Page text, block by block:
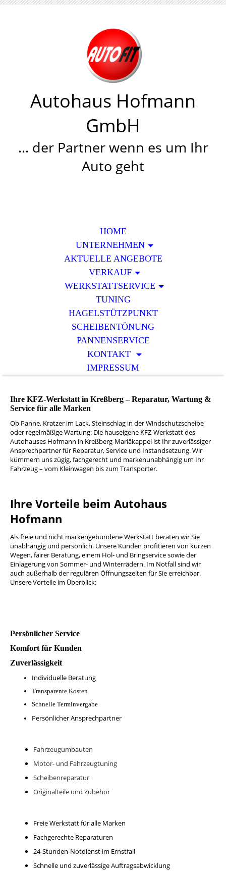
Autohaus Hofmann
GmbH
… der Partner wenn es um Ihr
Auto geht
HOME
UNTERNEHMEN
AKTUELLE ANGEBOTE
VERKAUF
WERKSTATTSERVICE
TUNING
HAGELSTÜTZPUNKT
SCHEIBENTÖNUNG
PANNENSERVICE
KONTAKT
IMPRESSUM
Ihre KFZ-Werkstatt in Kreßberg– Reparatur, Wartung &
Service für alle Marken
Ob Panne, Kratzer im Lack, Steinschlag in der Windschutzscheibe
oder regelmäßige Wartung: Die hauseigene KFZ-Werkstatt des
Autohauses Hofmann in Kreßberg-Mariäkappel ist Ihr zuverlässiger
Ansprechpartner für Reparatur, Service und Instandsetzung. Wir
kümmern uns zügig, fachgerecht und markenunabhängig um Ihr
Fahrzeug – vom Kleinwagen bis zum Transporter.
Ihre Vorteile beim Autohaus
Hofmann
Als freie und nicht markengebundene Werkstatt beraten wir Sie
unabhängig und persönlich. Unsere Kunden profitieren von kurzen
Wegen, fairer Beratung, einem Hol- und Bringservice sowie der
Einlagerung von Sommer- und Winterrädern. Im Notfall sind wir
auch außerhalb der regulären Öffnungszeiten für Sie erreichbar.
Unsere Vorteile im Überblick:
Persönlicher Service
Komfort für Kunden
Zuverlässigkeit
Individuelle Beratung
Transparente Kosten
Schnelle Terminvergabe
Persönlicher Ansprechpartner
Fahrzeugumbauten
Motor- und Fahrzeugtuning
Scheibenreparatur
Originalteile und Zubehör
Freie Werkstatt für alle Marken
Fachgerechte Reparaturen
24-Stunden-Notdienst im Ernstfall
Schnelle und zuverlässige Auftragsabwicklung